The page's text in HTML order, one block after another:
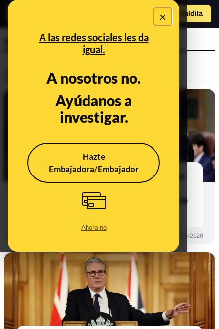
×
A las redes sociales les da
igual.
A nosotros no.
Ayúdanos a
investigar.
Hazte
Embajadora/Embajador
Ahora no
Hazte Maldito
a
dimisión
La teoría sin pruebas que afirma que
moledores" de Pedro Sánchez que le
25/06/2026